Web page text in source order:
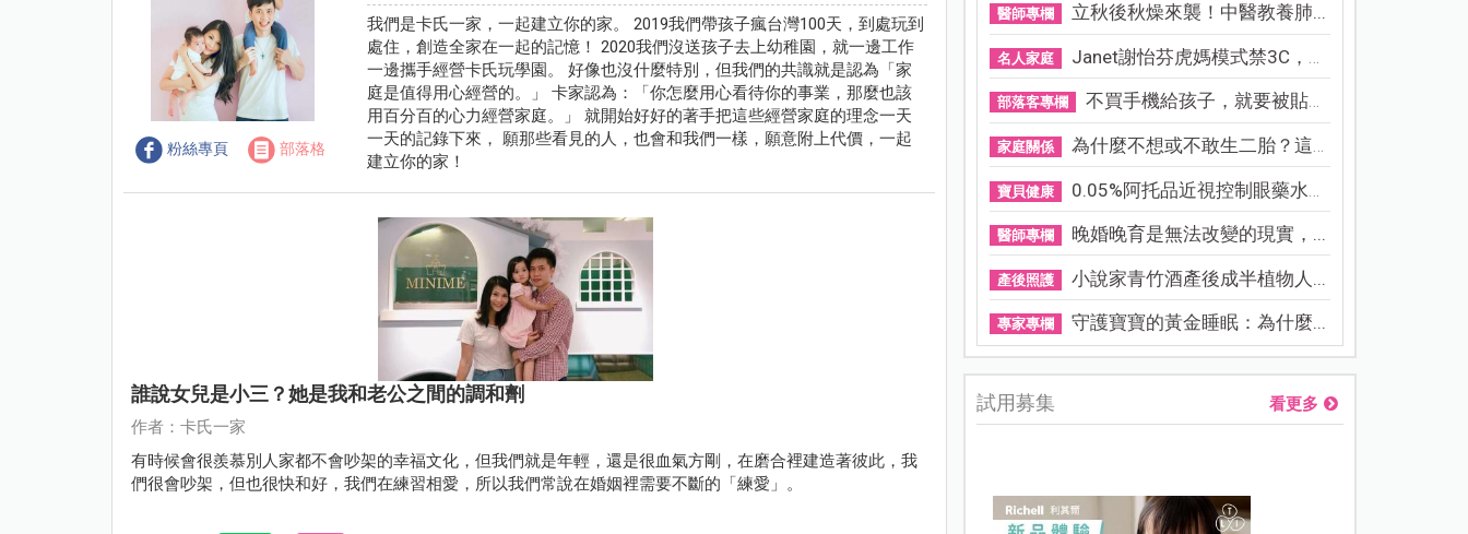
粉絲專頁 部落格
我們是卡氏一家，一起建立你的家。 2019我們帶孩子瘋台灣100天，到處玩到
處住，創造全家在一起的記憶！ 2020我們沒送孩子去上幼稚園，就一邊工作
一邊攜手經營卡氏玩學園。 好像也沒什麼特別，但我們的共識就是認為「家
庭是值得用心經營的。」 卡家認為：「你怎麼用心看待你的事業，那麼也該
用百分百的心力經營家庭。」 就開始好好的著手把這些經營家庭的理念一天
一天的記錄下來， 願那些看見的人，也會和我們一樣，願意附上代價，一起
建立你的家！
誰說女兒是小三？她是我和老公之間的調和劑
作者：卡氏一家
有時候會很羨慕別人家都不會吵架的幸福文化，但我們就是年輕，還是很血氣方剛，在磨合裡建造著彼此，我
們很會吵架，但也很快和好，我們在練習相愛，所以我們常說在婚姻裡需要不斷的「練愛」。
醫師專欄 立秋後秋燥來襲！中醫教養肺...
名人家庭 Janet謝怡芬虎媽模式禁3C，看...
部落客專欄 不買手機給孩子，就要被貼「...
家庭關係 為什麼不想或不敢生二胎？這8...
寶貝健康 0.05%阿托品近視控制眼藥水納...
醫師專欄 晚婚晚育是無法改變的現實，...
產後照護 小說家青竹酒產後成半植物人...
專家專欄 守護寶寶的黃金睡眠：為什麼...
試用募集 看更多